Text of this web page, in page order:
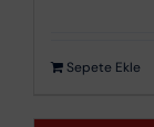
Sepete Ekle